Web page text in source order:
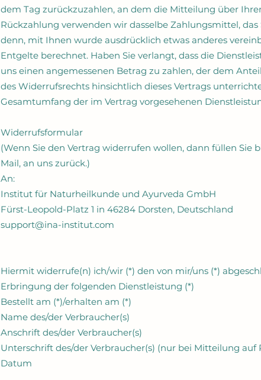
dem Tag zurückzuzahlen, an dem die Mitteilung über
Rückzahlung verwenden wir dasselbe Zahlungsmittel,
denn, mit Ihnen wurde ausdrücklich etwas anderes
Entgelte berechnet. Haben Sie verlangt, dass die
uns einen angemessenen Betrag zu zahlen, der dem
des Widerrufsrechts hinsichtlich dieses Vertrags
Gesamtumfang der im Vertrag vorgesehenen
Widerrufsformular
(Wenn Sie den Vertrag widerrufen wollen, dann füllen Sie
Mail, an uns zurück.)
An:
Institut für Naturheilkunde und Ayurveda GmbH
Fürst-Leopold-Platz 1 in 46284 Dorsten, Deutschland
support@ina-institut.com
Hiermit widerrufe(n) ich/wir (*) den von mir/uns (*)
Erbringung der folgenden Dienstleistung (*)
Bestellt am (*)/erhalten am (*)
Name des/der Verbraucher(s)
Anschrift des/der Verbraucher(s)
Unterschrift des/der Verbraucher(s) (nur bei Mitteilung auf
Datum